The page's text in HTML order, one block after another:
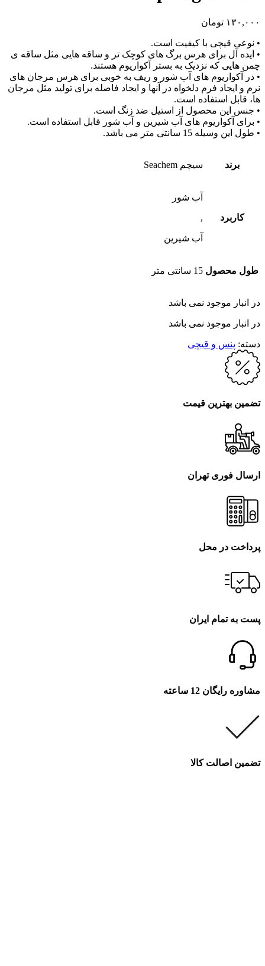
۱۳۰,۰۰۰ تومان
• نوعی قیچی با کیفیت است.
• ایده آل برای هرس برگ های کوچک تر و ساقه هایی مثل ساقه ی
چمن هایی که نزدیک به بستر آکواریوم هستند.
• در آکواریوم های آب شور و ریف به خوبی برای هرس مرجان های
نرم و ایجاد فرم دلخواه در آنها و ایجاد فاصله برای تولید مثل مرجان
ها، قابل استفاده است.
• جنس این محصول از استیل ضد زنگ است.
• برای آکواریوم های آب شیرین و آب شور قابل استفاده است.
• طول این وسیله 15 سانتی متر می باشد.
برند سیچم Seachem
کاربرد
آب شور
,
آب شیرین
طول محصول 15 سانتی متر
در انبار موجود نمی باشد
در انبار موجود نمی باشد
دسته: پنس و قیچی
تضمین بهترین قیمت
ارسال فوری تهران
پرداخت در محل
پست به تمام ایران
مشاوره رایگان 12 ساعته
تضمین اصالت کالا